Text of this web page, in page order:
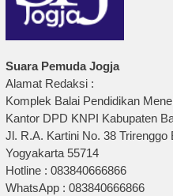
Suara Pemuda Jogja
Alamat Redaksi :
Komplek Balai Pendidikan
Kantor DPD KNPI Kabupaten
Jl. R.A. Kartini No. 38 Trirenggo
Yogyakarta 55714
Hotline : 083840666866
WhatsApp : 083840666866